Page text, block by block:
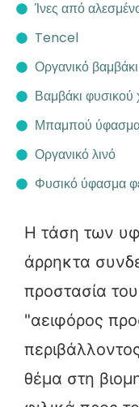
Ίνες από
Tencel
Οργανικό βαμβάκι
Βαμβάκι
Μπαμπού
Οργανικό λινό
Φυσικό ύφασμα
Η τάση των
άρρηκτα
προστασία
"αειφόρος
θέμα στη